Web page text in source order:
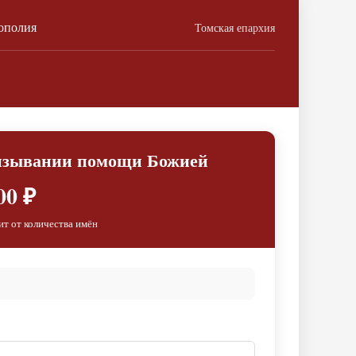
Томская епархия
помощи Божией
₽
от количества имён